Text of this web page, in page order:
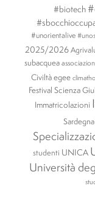
#biotech
#unorientalive
2025/2026
subacquea
Civiltà egee
Festival Scienza
Immatricolazioni
Sardegna
studenti UNICA
Università